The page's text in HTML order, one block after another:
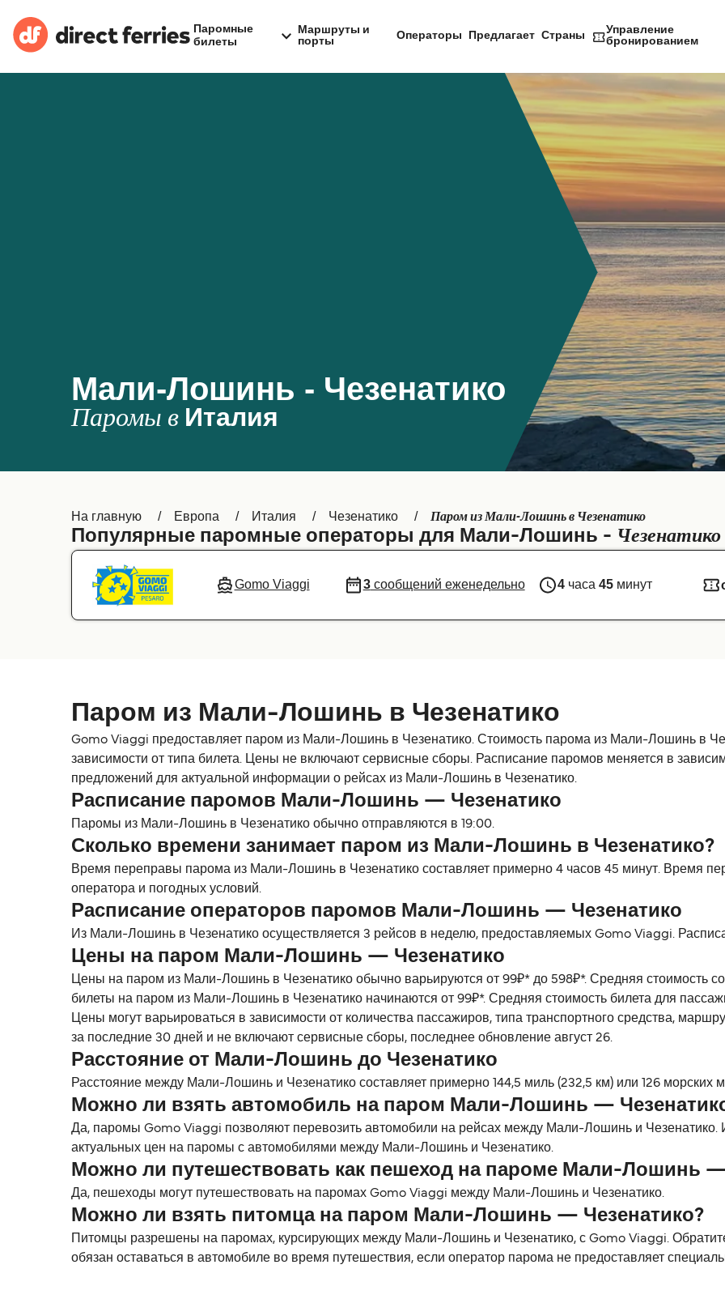
Паромные
билеты
Маршруты и
порты
Операторы Предлагает Страны
Управление
бронированием
Мали-Лошинь - Чезенатико
Паромы в Италия
На главную Европа Италия Чезенатико Паром из Мали-Лошинь в Чезенатико
Популярные паромные операторы для Мали-Лошинь - Чезенатико
Gomo Viaggi 3сообщений еженедельно 4часа 45минут
Паром из Мали-Лошинь в Чезенатико
Gomo Viaggi предоставляет паром из Мали-Лошинь в Чезенатико. Стоимость парома из Мали-Лошинь в
зависимости от типа билета. Цены не включают сервисные сборы. Расписание паромов меняется в
предложений для актуальной информации о рейсах из Мали-Лошинь в Чезенатико.
Расписание паромов Мали-Лошинь — Чезенатико
Паромы из Мали-Лошинь в Чезенатико обычно отправляются в 19:00.
Сколько времени занимает паром из Мали-Лошинь в Чезенатико?
Время переправы парома из Мали-Лошинь в Чезенатико составляет примерно 4 часов 45 минут. Время
оператора и погодных условий.
Расписание операторов паромов Мали-Лошинь — Чезенатико
Из Мали-Лошинь в Чезенатико осуществляется 3 рейсов в неделю, предоставляемых Gomo Viaggi.
Цены на паром Мали-Лошинь — Чезенатико
Цены на паром из Мали-Лошинь в Чезенатико обычно варьируются от 99₽* до 598₽*. Средняя стоимость
билеты на паром из Мали-Лошинь в Чезенатико начинаются от 99₽*. Средняя стоимость билета для
Цены могут варьироваться в зависимости от количества пассажиров, типа транспортного средства,
за последние 30 дней и не включают сервисные сборы, последнее обновление август 26.
Расстояние от Мали-Лошинь до Чезенатико
Расстояние между Мали-Лошинь и Чезенатико составляет примерно 144,5 миль (232,5 км) или 126 морских
Можно ли взять автомобиль на паром Мали-Лошинь —
Да, паромы Gomo Viaggi позволяют перевозить автомобили на рейсах между Мали-Лошинь и Чезенатико.
актуальных цен на паромы с автомобилями между Мали-Лошинь и Чезенатико.
Можно ли путешествовать как пешеход на пароме Мали-Лошинь —
Да, пешеходы могут путешествовать на паромах Gomo Viaggi между Мали-Лошинь и Чезенатико.
Можно ли взять питомца на паром Мали-Лошинь — Чезенатико?
Питомцы разрешены на паромах, курсирующих между Мали-Лошинь и Чезенатико, с Gomo Viaggi.
обязан оставаться в автомобиле во время путешествия, если оператор парома не предоставляет